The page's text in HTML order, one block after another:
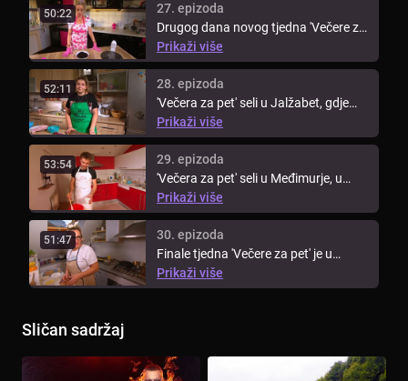
50:22
27. epizoda
Drugog dana novog tjedna 'Večere za
pet' ekipa seli u Međimurje, ...
Prikaži više
52:11
28. epizoda
'Večera za pet' seli u Jalžabet, gdje
Slađana dočekuje ekipu domaćom ...
Prikaži više
53:54
29. epizoda
'Večera za pet' seli u Međimurje, u
Sveti Martin na Muri, gdje ...
Prikaži više
51:47
30. epizoda
Finale tjedna 'Večere za pet' je u
Strahonincu, gdje je domačica ...
Prikaži više
Sličan sadržaj